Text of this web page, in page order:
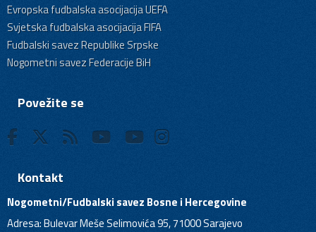
Evropska fudbalska asocijacija UEFA
Svjetska fudbalska asocijacija FIFA
Fudbalski savez Republike Srpske
Nogometni savez Federacije BiH
Povežite se
Kontakt
Nogometni/Fudbalski savez Bosne i Hercegovine
Adresa: Bulevar Meše Selimovića 95, 71000 Sarajevo